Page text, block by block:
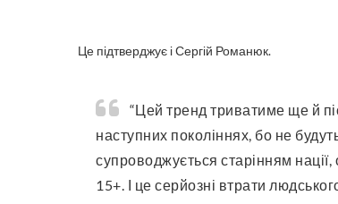
Це підтверджує і Сергій Романюк.
“Цей тренд триватиме ще й після війни і в довгостроковій перспективі відобразиться на
наступних поколіннях, бо не
супроводжується старінням нації,
15+. І це серйозні втрати